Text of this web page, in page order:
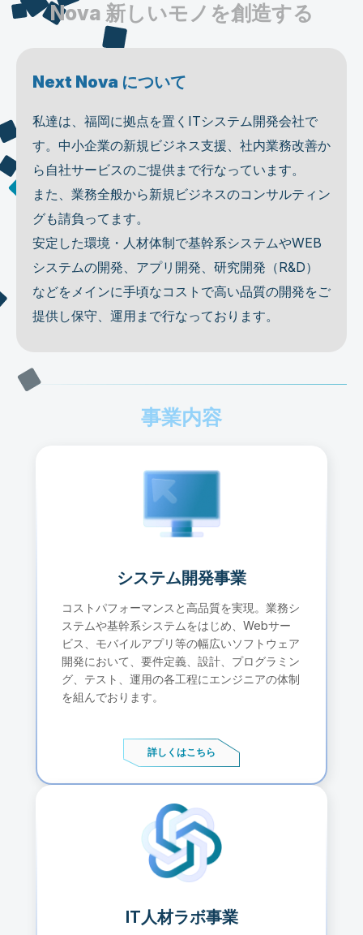
Nova 新しいモノを創造する
Next Nova について
私達は、福岡に拠点を置くITシステム開発会社で
す。中小企業の新規ビジネス支援、社内業務改善か
ら自社サービスのご提供まで行なっています。
また、業務全般から新規ビジネスのコンサルティン
グも請負ってます。
安定した環境・人材体制で基幹系システムやWEB
システムの開発、アプリ開発、研究開発（R&D）
などをメインに手頃なコストで高い品質の開発をご
提供し保守、運用まで行なっております。
事業内容
システム開発事業
コストパフォーマンスと高品質を実現。業務シ
ステムや基幹系システムをはじめ、Webサー
ビス、モバイルアプリ等の幅広いソフトウェア
開発において、要件定義、設計、プログラミン
グ、テスト、運用の各工程にエンジニアの体制
を組んでおります。
詳しくはこちら
IT人材ラボ事業